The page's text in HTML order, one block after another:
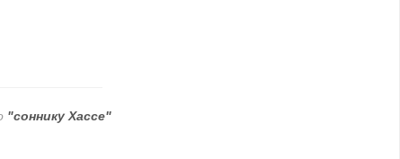
"соннику Хассе"